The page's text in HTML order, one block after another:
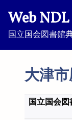
Web
国立国会図書館
大津
国立国会